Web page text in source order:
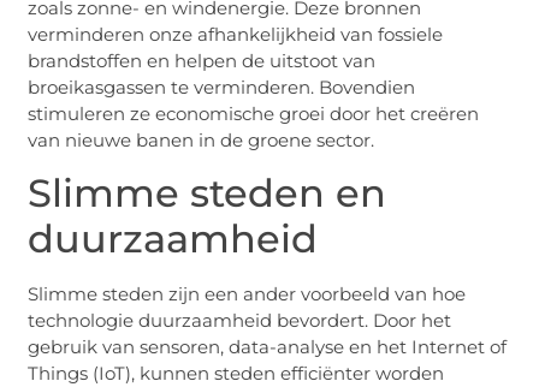
zoals zonne- en windenergie. Deze bronnen
verminderen onze afhankelijkheid van fossiele
brandstoffen en helpen de uitstoot van
broeikasgassen te verminderen. Bovendien
stimuleren ze economische groei door het creëren
van nieuwe banen in de groene sector.
Slimme steden en
duurzaamheid
Slimme steden zijn een ander voorbeeld van hoe
technologie duurzaamheid bevordert. Door het
gebruik van sensoren, data-analyse en het Internet of
Things (IoT), kunnen steden efficiënter worden